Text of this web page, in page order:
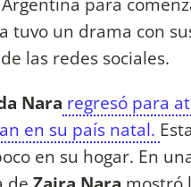
tuvo un drama con
las redes sociales.
Nara regresó para
en su país natal.
en su hogar. En